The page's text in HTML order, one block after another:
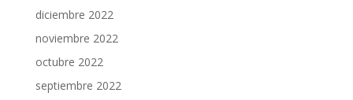
diciembre 2022
noviembre 2022
octubre 2022
septiembre 2022